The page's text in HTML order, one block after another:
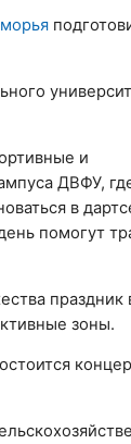
и
ДВФУ,
в
помогут
зоны.